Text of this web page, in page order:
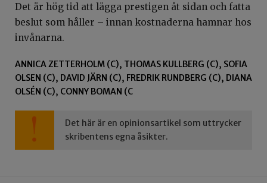
Det är hög tid att lägga prestigen åt sidan och fatta
beslut som håller – innan kostnaderna hamnar hos
invånarna.
ANNICA ZETTERHOLM (C), THOMAS KULLBERG (C), SOFIA
OLSEN (C), DAVID JÄRN (C), FREDRIK RUNDBERG (C), DIANA
OLSÉN (C), CONNY BOMAN (C
Det här är en opinionsartikel som uttrycker
skribentens egna åsikter.